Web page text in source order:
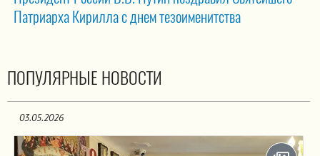
Патриарха Кирилла с днем тезоименитства
ПОПУЛЯРНЫЕ НОВОСТИ
03.05.2026